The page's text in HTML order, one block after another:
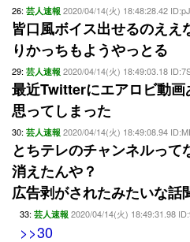
26: 芸人速報 2020/04/14(火) 18:48:28.42
皆口風ボイス出せるのええ
りかっちもようやっとる
29: 芸人速報 2020/04/14(火) 18:49:03.18
最近Twitterにエアロビ動画
思ってしまった
30: 芸人速報 2020/04/14(火) 18:49:08.94
とちテレのチャンネルっ
消えたんや？
広告剥がされたみたいな話
33: 芸人速報 2020/04/14(火) 18:49:31.98
>>30